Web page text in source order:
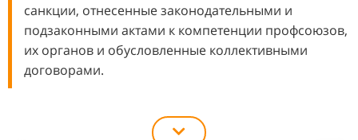
санкции, отнесенные законодательными и
подзаконными актами к компетенции профсоюзов,
их органов и обусловленные коллективными
договорами.